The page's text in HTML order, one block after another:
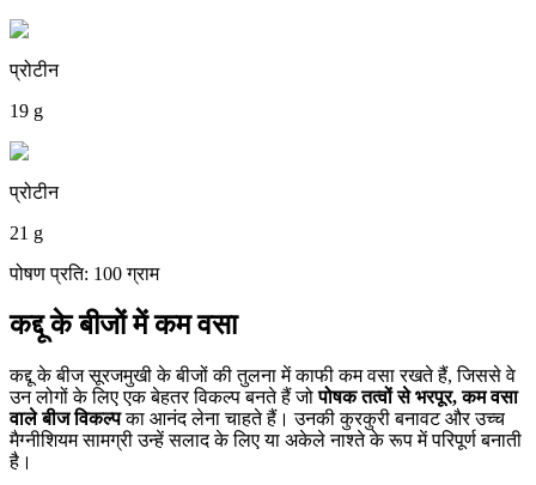
प्रोटीन
19 g
प्रोटीन
21 g
पोषण प्रति: 100 ग्राम
कद्दू के बीजों में कम वसा
कद्दू के बीज सूरजमुखी के बीजों की तुलना में काफी कम वसा रखते हैं, जिससे वे
उन लोगों के लिए एक बेहतर विकल्प बनते हैं जोपोषक तत्वों से भरपूर, कम वसा
वाले बीज विकल्पका आनंद लेना चाहते हैं। उनकी कुरकुरी बनावट और उच्च
मैग्नीशियम सामग्री उन्हें सलाद के लिए या अकेले नाश्ते के रूप में परिपूर्ण बनाती
है।